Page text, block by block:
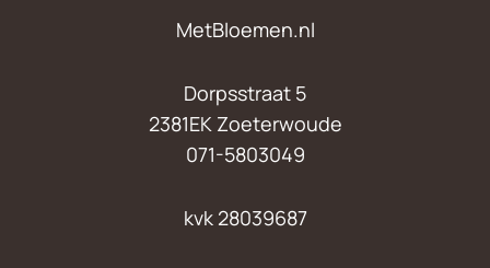
MetBloemen.nl
Dorpsstraat 5
2381EK Zoeterwoude
071-5803049
kvk 28039687